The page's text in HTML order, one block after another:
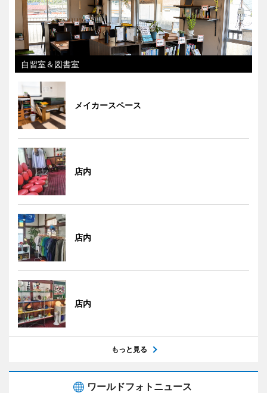
自習室＆図書室
メイカースペース
店内
店内
店内
もっと見る
ワールドフォトニュース